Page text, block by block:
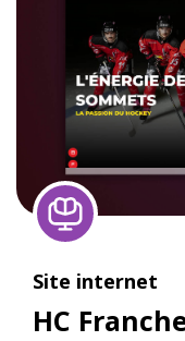
Site internet
HC